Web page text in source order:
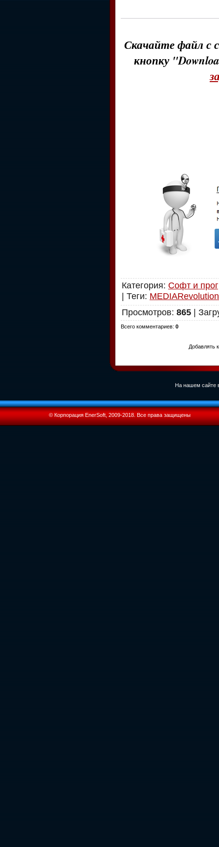
Скачайте файл с
кнопку
Категория: Софт и
| Теги: MEDIARevolution
Просмотров: 865 |
Всего комментариев: 0
Добавлять
На нашем сайте
© Корпорация EnerSoft, 2009-2018. Все права защищены